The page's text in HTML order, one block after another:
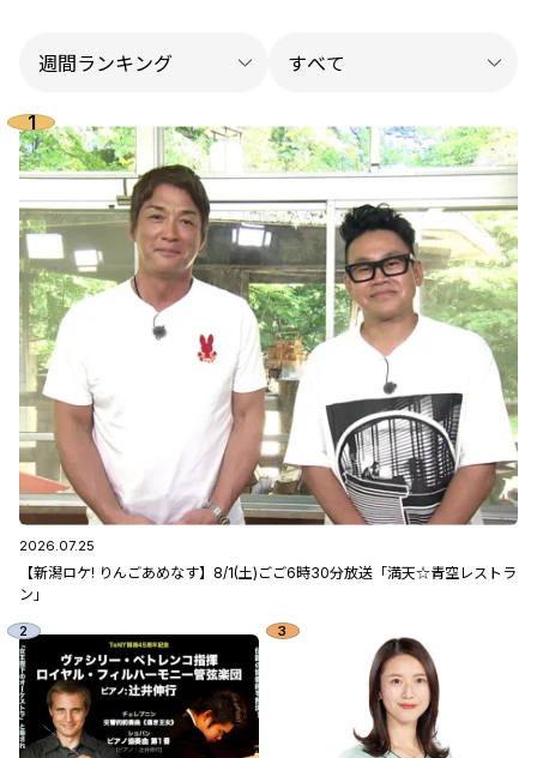
2026.07.25
【新潟ロケ! りんごあめなす】8/1(土)ごご6時30分放送「満天☆青空レストラ
ン」